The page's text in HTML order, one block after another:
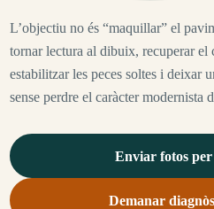
L’objectiu no és “maquillar” el
tornar lectura al dibuix, recuperar el
estabilitzar les peces soltes i deixar
sense perdre el caràcter modernista
Enviar fotos
Demanar